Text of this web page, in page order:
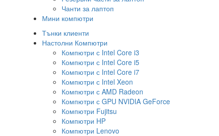
Чанти за лаптоп
Мини компютри
Тънки клиенти
Настолни Компютри
Компютри с Intel Core i3
Компютри с Intel Core i5
Компютри с Intel Core i7
Компютри с Intel Xeon
Компютри с AMD Radeon
Компютри с GPU NVIDIA GeForce
Компютри Fujitsu
Компютри HP
Компютри Lenovo